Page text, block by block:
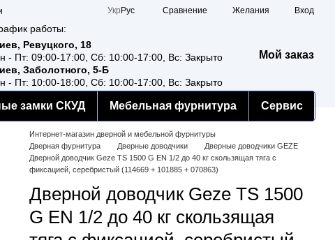
Укр Рус Сравнение Желания Вход
работы:
Ревуцкого, 18
- Пт: 09:00-17:00, Сб: 10:00-17:00, Вс: Закрыто
Заболотного, 5-Б
- Пт: 10:00-18:00, Сб: 10:00-17:00, Вс: Закрыто
Мой заказ
замки СКУД Мебельная фурнитура Сервис
Интернет-магазин дверной и мебельной фурнитуры
Дверная фурнитура
Дверные доводчики
Дверные доводчики GEZE
Дверной доводчик Geze TS 1500 G EN 1/2 до 40 кг скользящая тяга с
фиксацией, серебристый (114669 + 101885 + 070863)
Дверной доводчик Geze TS 1500
G EN 1/2 до 40 кг скользящая